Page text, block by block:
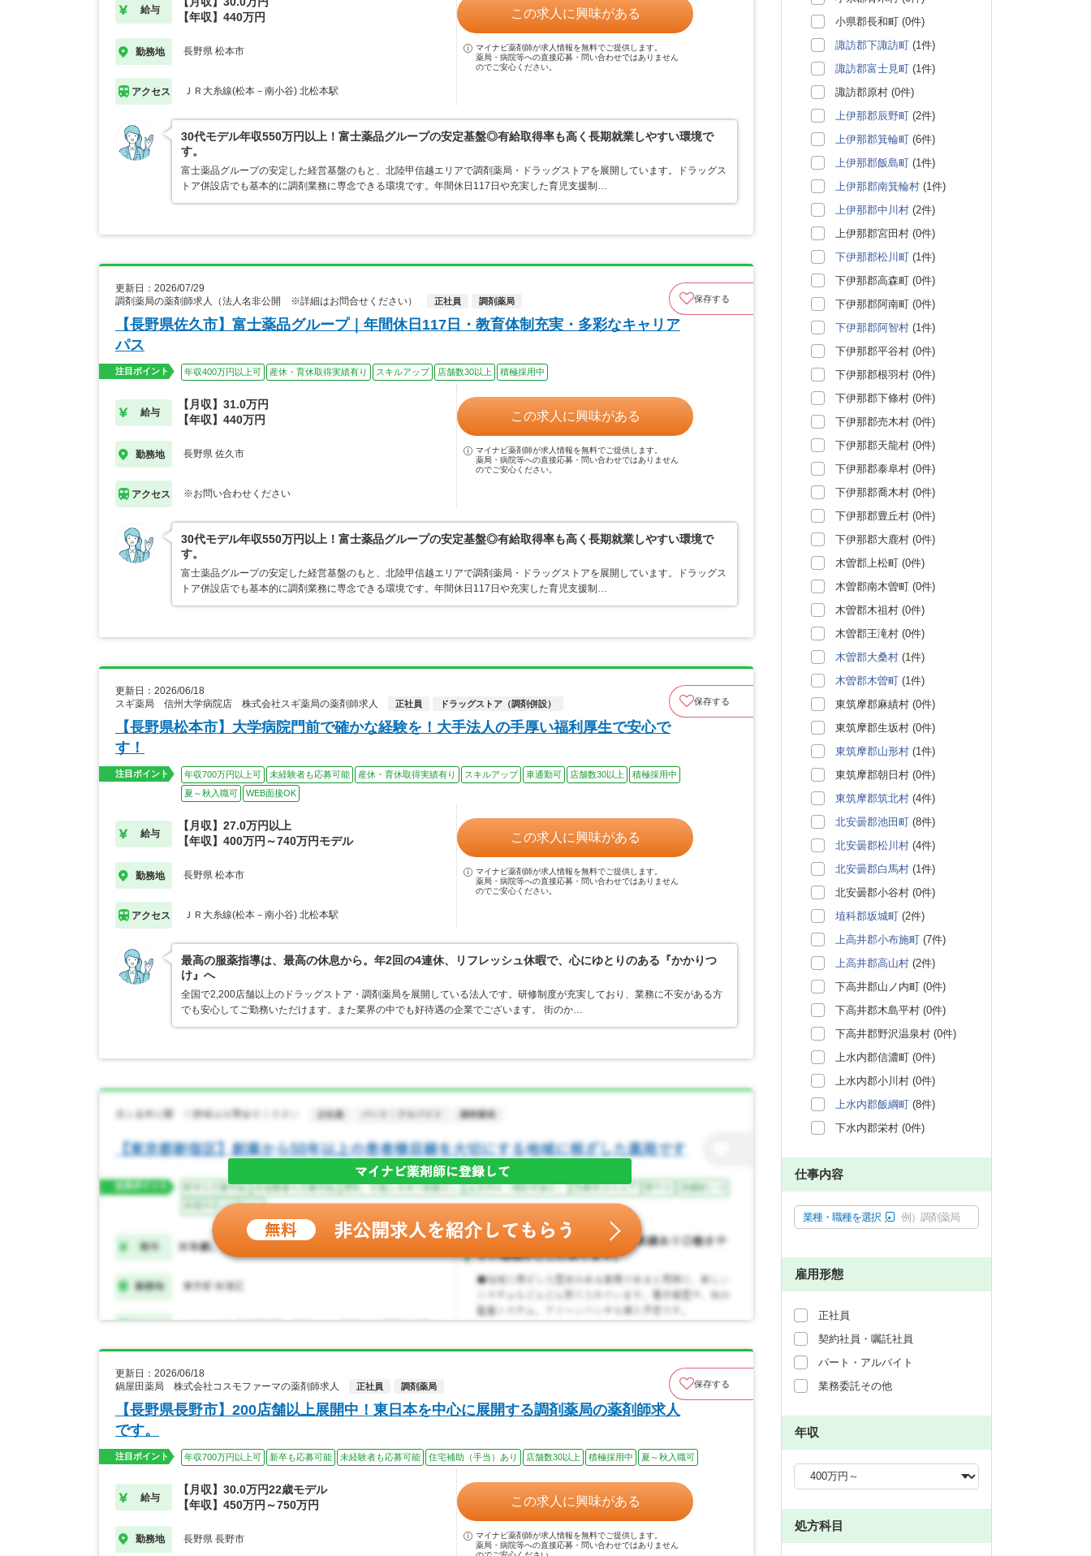
給与
【年収】440万円
勤務地 長野県 松本市
アクセス ＪＲ大糸線(松本－南小谷) 北松本駅
この求人に興味がある
マイナビ薬剤師が求人情報を無料でご提供します。
薬局・病院等への直接応募・問い合わせではありません
のでご安心ください。
30代モデル年収550万円以上！富士薬品グループの安定基盤◎有給取得率も高く長期就業しやすい環境で
す。
富士薬品グループの安定した経営基盤のもと、北陸甲信越エリアで調剤薬局・ドラッグストアを展開しています。ドラッグス
トア併設店でも基本的に調剤業務に専念できる環境です。年間休日117日や充実した育児支援制…
更新日：2026/07/29
調剤薬局の薬剤師求人（法人名非公開 ※詳細はお問合せください）
正社員 調剤薬局 保存する
【長野県佐久市】富士薬品グループ｜年間休日117日・教育体制充実・多彩なキャリア
パス
注目ポイント 年収400万円以上可 産休・育休取得実績有り スキルアップ 店舗数30以上 積極採用中
給与
【月収】31.0万円
【年収】440万円
勤務地 長野県 佐久市
アクセス ※お問い合わせください
この求人に興味がある
マイナビ薬剤師が求人情報を無料でご提供します。
薬局・病院等への直接応募・問い合わせではありません
のでご安心ください。
30代モデル年収550万円以上！富士薬品グループの安定基盤◎有給取得率も高く長期就業しやすい環境で
す。
富士薬品グループの安定した経営基盤のもと、北陸甲信越エリアで調剤薬局・ドラッグストアを展開しています。ドラッグス
トア併設店でも基本的に調剤業務に専念できる環境です。年間休日117日や充実した育児支援制…
更新日：2026/06/18
スギ薬局 信州大学病院店 株式会社スギ薬局の薬剤師求人
正社員 ドラッグストア（調剤併設） 保存する
【長野県松本市】大学病院門前で確かな経験を！大手法人の手厚い福利厚生で安心で
す！
注目ポイント 年収700万円以上可 未経験者も応募可能 産休・育休取得実績有り スキルアップ 車通勤可 店舗数30以上
積極採用中
夏～秋入職可
WEB面接OK
給与
【月収】27.0万円以上
【年収】400万円～740万円モデル
勤務地 長野県 松本市
アクセス ＪＲ大糸線(松本－南小谷) 北松本駅
この求人に興味がある
マイナビ薬剤師が求人情報を無料でご提供します。
薬局・病院等への直接応募・問い合わせではありません
のでご安心ください。
最高の服薬指導は、最高の休息から。年2回の4連休、リフレッシュ休暇で、心にゆとりのある『かかりつ
け』へ
全国で2,200店舗以上のドラッグストア・調剤薬局を展開している法人です。研修制度が充実しており、業務に不安がある方
でも安心してご勤務いただけます。また業界の中でも好待遇の企業でございます。 街のか…
更新日：2026/06/18
鍋屋田薬局 株式会社コスモファーマの薬剤師求人
正社員 調剤薬局 保存する
【長野県長野市】200店舗以上展開中！東日本を中心に展開する調剤薬局の薬剤師求人
です。
注目ポイント 年収700万円以上可 新卒も応募可能 未経験者も応募可能 住宅補助（手当）あり 店舗数30以上 積極採用中 夏～秋入職可
給与
【月収】30.0万円22歳モデル
【年収】450万円～750万円
勤務地 長野県 長野市
この求人に興味がある
マイナビ薬剤師が求人情報を無料でご提供します。
薬局・病院等への直接応募・問い合わせではありません
小県郡長和町 (0件)
諏訪郡下諏訪町 (1件)
諏訪郡富士見町 (1件)
諏訪郡原村 (0件)
上伊那郡辰野町 (2件)
上伊那郡箕輪町 (6件)
上伊那郡飯島町 (1件)
上伊那郡南箕輪村 (1件)
上伊那郡中川村 (2件)
上伊那郡宮田村 (0件)
下伊那郡松川町 (1件)
下伊那郡高森町 (0件)
下伊那郡阿南町 (0件)
下伊那郡阿智村 (1件)
下伊那郡平谷村 (0件)
下伊那郡根羽村 (0件)
下伊那郡下條村 (0件)
下伊那郡売木村 (0件)
下伊那郡天龍村 (0件)
下伊那郡泰阜村 (0件)
下伊那郡喬木村 (0件)
下伊那郡豊丘村 (0件)
下伊那郡大鹿村 (0件)
木曽郡上松町 (0件)
木曽郡南木曽町 (0件)
木曽郡木祖村 (0件)
木曽郡王滝村 (0件)
木曽郡大桑村 (1件)
木曽郡木曽町 (1件)
東筑摩郡麻績村 (0件)
東筑摩郡生坂村 (0件)
東筑摩郡山形村 (1件)
東筑摩郡朝日村 (0件)
東筑摩郡筑北村 (4件)
北安曇郡池田町 (8件)
北安曇郡松川村 (4件)
北安曇郡白馬村 (1件)
北安曇郡小谷村 (0件)
埴科郡坂城町 (2件)
上高井郡小布施町 (7件)
上高井郡高山村 (2件)
下高井郡山ノ内町 (0件)
下高井郡木島平村 (0件)
下高井郡野沢温泉村 (0件)
上水内郡信濃町 (0件)
上水内郡小川村 (0件)
上水内郡飯綱町 (8件)
下水内郡栄村 (0件)
仕事内容
業種・職種を選択 例）調剤薬局
雇用形態
正社員
契約社員・嘱託社員
パート・アルバイト
業務委託その他
年収
処方科目